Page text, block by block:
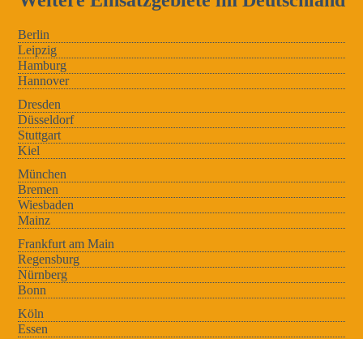
Berlin
Leipzig
Hamburg
Hannover
Dresden
Düsseldorf
Stuttgart
Kiel
München
Bremen
Wiesbaden
Mainz
Frankfurt am Main
Regensburg
Nürnberg
Bonn
Köln
Essen